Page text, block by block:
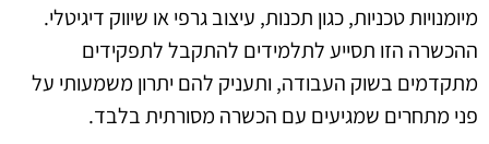
מיומנויות טכניות, כגון תכנות, עיצוב גרפי או שיווק דיגיטלי.
ההכשרה הזו תסייע לתלמידים להתקבל לתפקידים
מתקדמים בשוק העבודה, ותעניק להם יתרון משמעותי על
פני מתחרים שמגיעים עם הכשרה מסורתית בלבד.